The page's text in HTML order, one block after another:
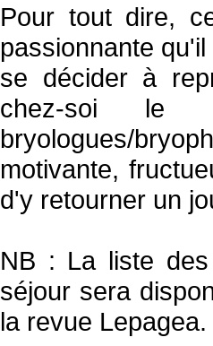
Pour tout dire,
passionnante
se décider à
chez-soi le
bryologues/
motivante,
d'y retourner un
NB : La liste
séjour sera
la revue Lepagea.